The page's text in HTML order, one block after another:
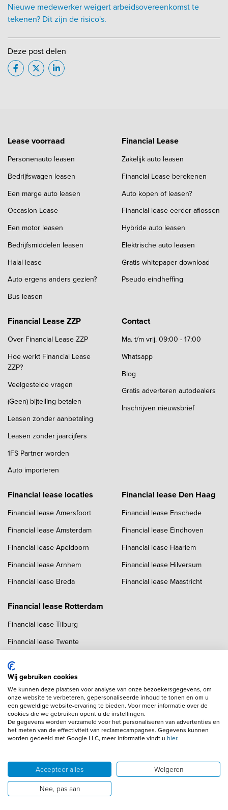
Nieuwe medewerker weigert arbeidsovereenkomst te
tekenen? Dit zijn de risico's.
Deze post delen
Lease voorraad
Personenauto leasen
Bedrijfswagen leasen
Een marge auto leasen
Occasion Lease
Een motor leasen
Bedrijfsmiddelen leasen
Halal lease
Auto ergens anders gezien?
Bus leasen
Financial Lease
Zakelijk auto leasen
Financial Lease berekenen
Auto kopen of leasen?
Financial lease eerder aflossen
Hybride auto leasen
Elektrische auto leasen
Gratis whitepaper download
Pseudo eindheffing
Financial Lease ZZP
Over Financial Lease ZZP
Hoe werkt Financial Lease
ZZP?
Veelgestelde vragen
(Geen) bijtelling betalen
Leasen zonder aanbetaling
Leasen zonder jaarcijfers
1FS Partner worden
Auto importeren
Contact
Ma. t/m vrij. 09:00 - 17:00
Whatsapp
Blog
Gratis adverteren autodealers
Inschrijven nieuwsbrief
Financial lease locaties
Financial lease Amersfoort
Financial lease Amsterdam
Financial lease Apeldoorn
Financial lease Arnhem
Financial lease Breda
Financial lease Den Haag
Financial lease Enschede
Financial lease Eindhoven
Financial lease Haarlem
Financial lease Hilversum
Financial lease Maastricht
Financial lease Rotterdam
Financial lease Tilburg
Financial lease Twente
Financial lease Utrecht
Financial lease Zwolle
Copyright navigation
Adverteren
Autobedrijven
Wij gebruiken AI voor afbeeldingen en teksten
Disclaimer
© 2026 Financial Lease ZZP
Powered by 1FS.nl
Wij gebruiken cookies
We kunnen deze plaatsen voor analyse van onze bezoekersgegevens, om
onze website te verbeteren, gepersonaliseerde inhoud te tonen en om u
een geweldige website-ervaring te bieden. Voor meer informatie over de
cookies die we gebruiken opent u de instellingen.
De gegevens worden verzameld voor het personaliseren van advertenties en
het meten van de effectiviteit van reclamecampagnes. Gegevens kunnen
worden gedeeld met Google LLC, meer informatie vindt u hier.
Accepteer alles
Weigeren
Nee, pas aan